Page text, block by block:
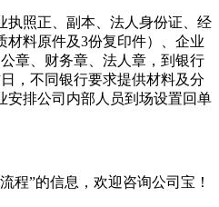
执照正、副本、法人身份证、经
材料原件及3份复印件）、企业
章、财务章、法人章，到银行
，不同银行要求提供材料及分
安排公司内部人员到场设置回单
程”的信息，欢迎咨询公司宝！